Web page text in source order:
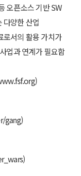
오픈소스 기반 SW
다양한 산업
로서의 활용 가치가
업과 연계가 필요함
gang)